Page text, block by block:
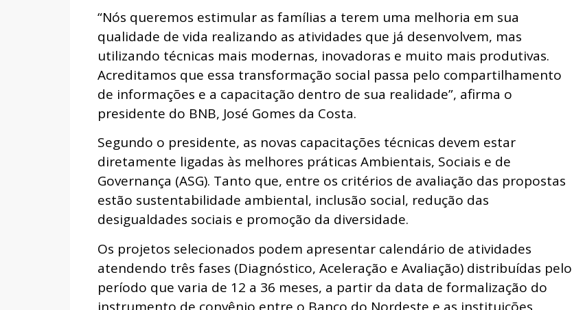
“Nós queremos estimular as famílias a terem uma melhoria em sua
qualidade de vida realizando as atividades que já desenvolvem, mas
utilizando técnicas mais modernas, inovadoras e muito mais produtivas.
Acreditamos que essa transformação social passa pelo compartilhamento
de informações e a capacitação dentro de sua realidade”, afirma o
presidente do BNB, José Gomes da Costa.
Segundo o presidente, as novas capacitações técnicas devem estar
diretamente ligadas às melhores práticas Ambientais, Sociais e de
Governança (ASG). Tanto que, entre os critérios de avaliação das propostas
estão sustentabilidade ambiental, inclusão social, redução das
desigualdades sociais e promoção da diversidade.
Os projetos selecionados podem apresentar calendário de atividades
atendendo três fases (Diagnóstico, Aceleração e Avaliação) distribuídas pelo
período que varia de 12 a 36 meses, a partir da data de formalização do
instrumento de convênio entre o Banco do Nordeste e as instituições